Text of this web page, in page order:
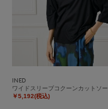
INED
ワイドスリーブコクーンカットソー
￥5,192(税込)